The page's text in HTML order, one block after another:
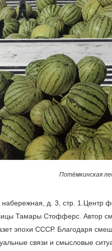
Потёмкинская
д. 3, стр. 1.Центр
Тамары Стофферс. Автор
эпохи СССР. Благодаря
связи и смысловые